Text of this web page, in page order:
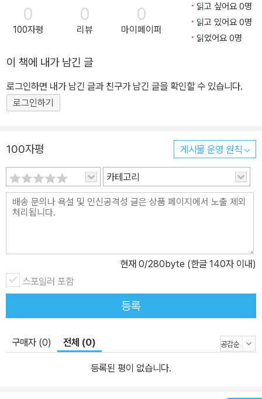
0
100자평
0
리뷰
0
마이페이퍼
읽고 싶어요 0명
읽고 있어요 0명
읽었어요 0명
이 책에 내가 남긴 글
로그인하면 내가 남긴 글과 친구가 남긴 글을 확인할 수 있습니다.
로그인하기
100자평 게시물 운영 원칙
카테고리
현재 0/280byte (한글 140자 이내)
스포일러 포함
등록
구매자 (0) 전체 (0)
등록된 평이 없습니다.